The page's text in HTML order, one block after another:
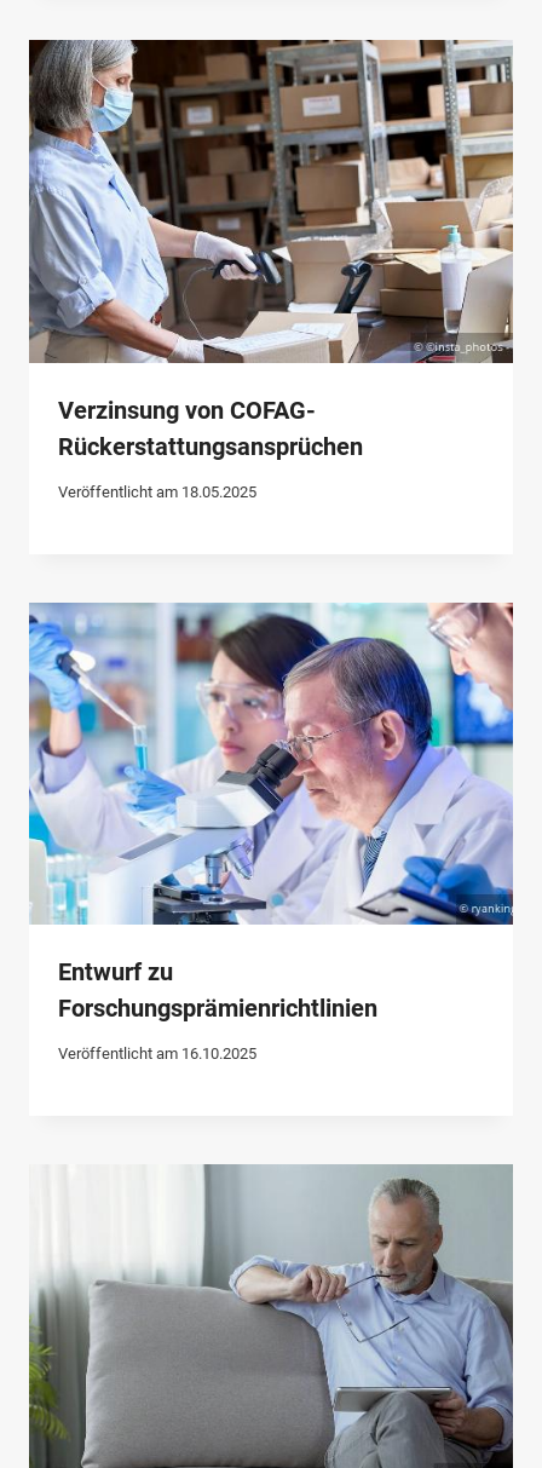
Verzinsung von COFAG-
Rückerstattungsansprüchen
Veröffentlicht am 18.05.2025
Entwurf zu
Forschungsprämienrichtlinien
Veröffentlicht am 16.10.2025